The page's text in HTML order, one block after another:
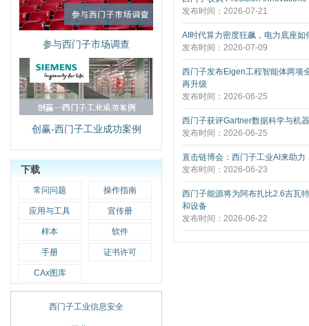
参与西门子市场调查
创赢-西门子工业成功案例
下载
常问问题 操作指南
应用与工具 宣传册
样本 软件
手册 证书许可
CAx图库
西门子工业信息安全
发布时间：2026-07-21
AI时代算力密度狂飙，电力底座如
发布时间：2026-07-09
西门子发布Eigen工程智能体两项
再升级
发布时间：2026-06-25
西门子获评Gartner数据科学与机
发布时间：2026-06-25
直击链博会：西门子工业AI来助力
发布时间：2026-06-23
西门子能源将为阿布扎比2.6吉瓦
和设备
发布时间：2026-06-22